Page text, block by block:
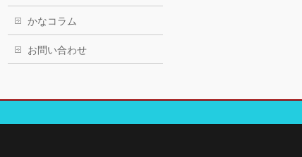
かなコラム
お問い合わせ